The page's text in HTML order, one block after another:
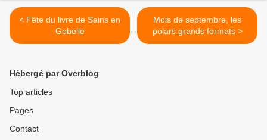
< Fête du livre de Sains en
Gobelle
Mois de septembre, les
polars grands formats >
Hébergé par Overblog
Top articles
Pages
Contact